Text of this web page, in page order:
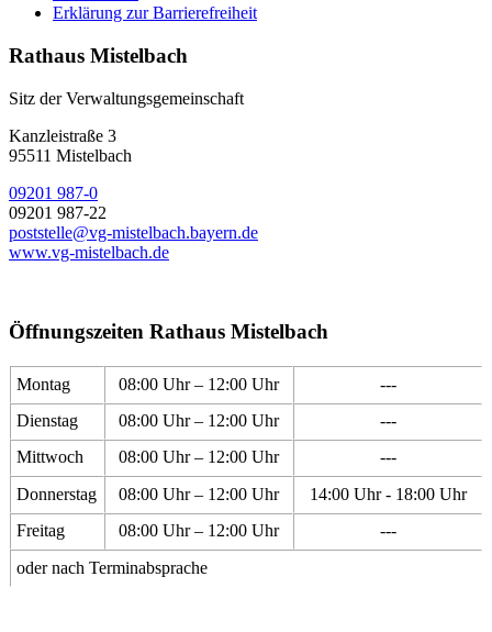
Erklärung zur Barrierefreiheit
Rathaus Mistelbach
Sitz der Verwaltungsgemeinschaft
Kanzleistraße 3
95511 Mistelbach
09201 987-0
09201 987-22
poststelle@vg-mistelbach.bayern.de
www.vg-mistelbach.de
Öffnungszeiten Rathaus Mistelbach
Montag 08:00 Uhr – 12:00 Uhr
---
Dienstag
08:00 Uhr – 12:00 Uhr
---
Mittwoch
08:00 Uhr – 12:00 Uhr
---
Donnerstag
08:00 Uhr – 12:00 Uhr
14:00 Uhr - 18:00 Uhr
Freitag
08:00 Uhr – 12:00 Uhr
---
oder nach Terminabsprache